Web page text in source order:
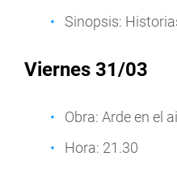
Sinopsis:
Viernes 31/03
Obra: Arde en el
Hora: 21.30